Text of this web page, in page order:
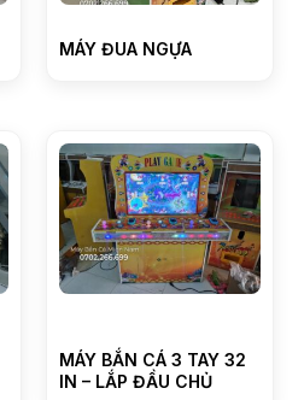
MÁY ĐUA NGỰA
MÁY BẮN CÁ 3 TAY 32
IN – LẮP ĐẦU CHỦ